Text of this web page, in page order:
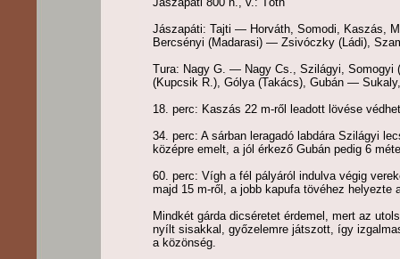
Jászapáti: Tajti — Horváth, Somodi, Kaszás,
Bercsényi (Madarasi) — Zsivóczky (Ládi),
Tura: Nagy G. — Nagy Cs., Szilágyi,
(Kupcsik R.), Gólya (Takács), Gubán —
18. perc: Kaszás 22 m-ről leadott lövése
34. perc: A sárban leragadó labdára Szilágyi
középre emelt, a jól érkező Gubán pedig 6
60. perc: Vígh a fél pályáról indulva végig
majd 15 m-ről, a jobb kapufa tövéhez helyezte
Mindkét gárda dicséretet érdemel, mert az
nyílt sisakkal, győzelemre játszott, így
a közönség.